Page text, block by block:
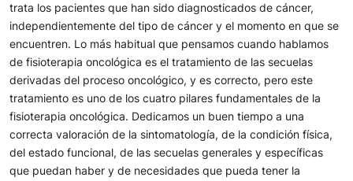
trata los pacientes que han sido diagnosticados de cáncer,
independientemente del tipo de cáncer y el momento en que se
encuentren. Lo más habitual que pensamos cuando hablamos
de fisioterapia oncológica es el tratamiento de las secuelas
derivadas del proceso oncológico, y es correcto, pero este
tratamiento es uno de los cuatro pilares fundamentales de la
fisioterapia oncológica. Dedicamos un buen tiempo a una
correcta valoración de la sintomatología, de la condición física,
del estado funcional, de las secuelas generales y específicas
que puedan haber y de necesidades que pueda tener la